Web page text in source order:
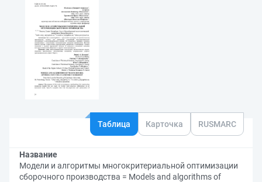
Таблица Карточка RUSMARC
Название
Модели и алгоритмы многокритериальной оптимизации
сборочного производства = Models and algorithms of